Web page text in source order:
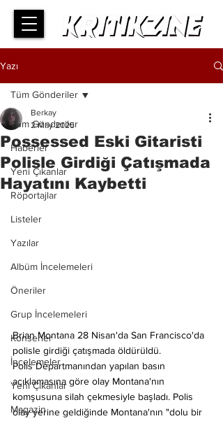
Yazı
Tüm Gönderiler
Haberler
Yeni Çıkanlar
Röportajlar
Listeler
Yazılar
Albüm İncelemeleri
Öneriler
Grup İncelemeleri
Konserler
İncelemeler
Yeni Çıkanlar
Magazin
Tüm Gönderiler
Possessed Eski Gitaristi
Polisle Girdiği Çatışmada
Hayatını Kaybetti
Berkay
2 May 2025
Brian Montana 28 Nisan'da San Francisco'da
polisle girdiği çatışmada öldürüldü.
Polis Departmanından yapılan basın
açıklamasına göre olay Montana'nın
komşusuna silah çekmesiyle başladı. Polis
olay yerine geldiğinde Montana'nın "dolu bir